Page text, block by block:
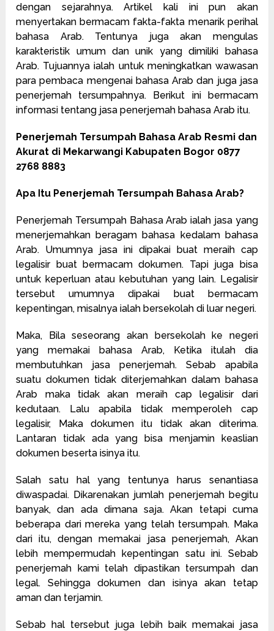
dengan sejarahnya. Artikel kali ini pun akan
menyertakan bermacam fakta-fakta menarik perihal
bahasa Arab. Tentunya juga akan mengulas
karakteristik umum dan unik yang dimiliki bahasa
Arab. Tujuannya ialah untuk meningkatkan wawasan
para pembaca mengenai bahasa Arab dan juga jasa
penerjemah tersumpahnya. Berikut ini bermacam
informasi tentang jasa penerjemah bahasa Arab itu.
Penerjemah Tersumpah Bahasa Arab Resmi dan
Akurat di Mekarwangi Kabupaten Bogor 0877
2768 8883
Apa Itu Penerjemah Tersumpah Bahasa Arab?
Penerjemah Tersumpah Bahasa Arab ialah jasa yang
menerjemahkan beragam bahasa kedalam bahasa
Arab. Umumnya jasa ini dipakai buat meraih cap
legalisir buat bermacam dokumen. Tapi juga bisa
untuk keperluan atau kebutuhan yang lain. Legalisir
tersebut umumnya dipakai buat bermacam
kepentingan, misalnya ialah bersekolah di luar negeri.
Maka, Bila seseorang akan bersekolah ke negeri
yang memakai bahasa Arab, Ketika itulah dia
membutuhkan jasa penerjemah. Sebab apabila
suatu dokumen tidak diterjemahkan dalam bahasa
Arab maka tidak akan meraih cap legalisir dari
kedutaan. Lalu apabila tidak memperoleh cap
legalisir, Maka dokumen itu tidak akan diterima.
Lantaran tidak ada yang bisa menjamin keaslian
dokumen beserta isinya itu.
Salah satu hal yang tentunya harus senantiasa
diwaspadai. Dikarenakan jumlah penerjemah begitu
banyak, dan ada dimana saja. Akan tetapi cuma
beberapa dari mereka yang telah tersumpah. Maka
dari itu, dengan memakai jasa penerjemah, Akan
lebih mempermudah kepentingan satu ini. Sebab
penerjemah kami telah dipastikan tersumpah dan
legal. Sehingga dokumen dan isinya akan tetap
aman dan terjamin.
Sebab hal tersebut juga lebih baik memakai jasa